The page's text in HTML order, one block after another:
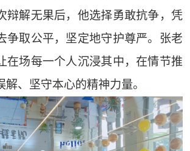
辩解无果后，他选择勇敢抗争，凭
争取公平，坚定地守护尊严。张老
在场每一个人沉浸其中，在情节推
解、坚守本心的精神力量。